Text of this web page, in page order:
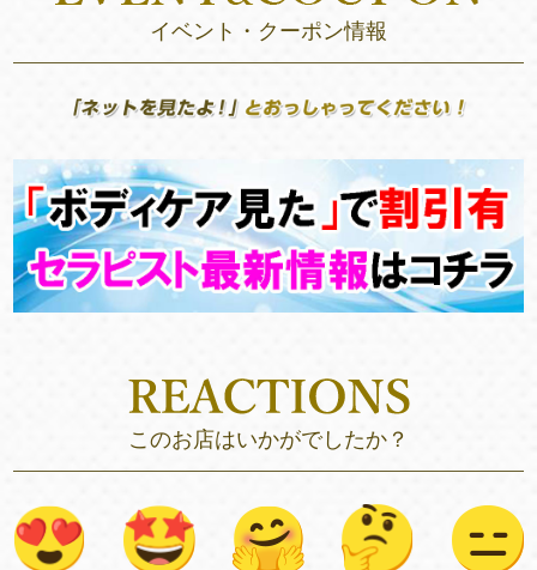
イベント・クーポン情報
このお店はいかがでしたか？